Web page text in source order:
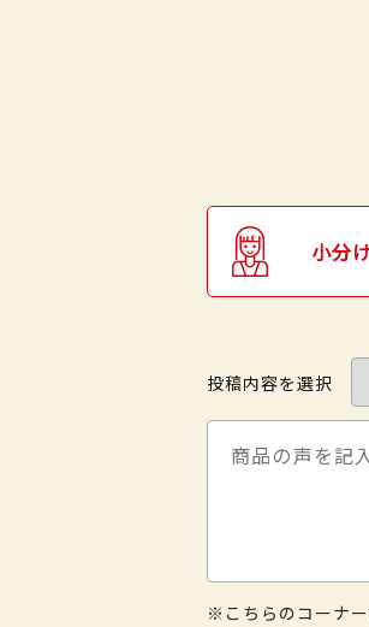
小分
投稿内容を選択
※こちらのコーナ